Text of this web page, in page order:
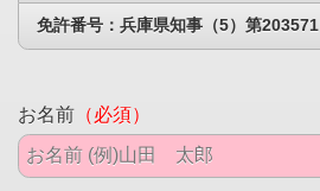
免許番号：兵庫県知事（5）第203571
お名前 （必須）